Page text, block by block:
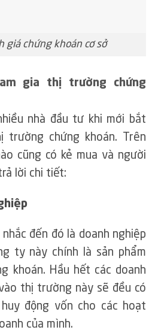
giá chứng khoán cơ sở
gia thị trường chứng
nhà đầu tư khi mới bắt
trường chứng khoán. Trên
cũng có kẻ mua và người
lời chi tiết:
đến đó là doanh nghiệp
ty này chính là sản phẩm
khoán. Hầu hết các doanh
thị trường này sẽ đều có
động vốn cho các hoạt
của mình.